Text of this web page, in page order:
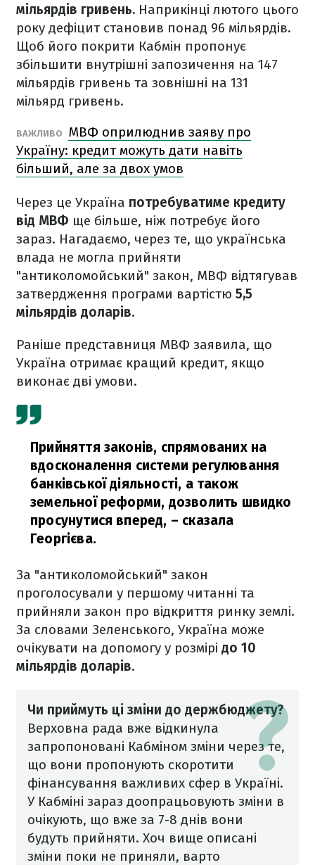
мільярдів гривень. Наприкінці лютого цього
року дефіцит становив понад 96 мільярдів.
Щоб його покрити Кабмін пропонує
збільшити внутрішні запозичення на 147
мільярдів гривень та зовнішні на 131
мільярд гривень.
ВАЖЛИВО
МВФ оприлюднив заяву про
Україну: кредит можуть дати навіть
більший, але за двох умов
Через це Україна потребуватиме кредиту
від МВФ ще більше, ніж потребує його
зараз. Нагадаємо, через те, що українська
влада не могла прийняти
"антиколомойський" закон, МВФ відтягував
затвердження програми вартістю 5,5
мільярдів доларів.
Раніше представниця МВФ заявила, що
Україна отримає кращий кредит, якщо
виконає дві умови.
Прийняття законів, спрямованих на
вдосконалення системи регулювання
банківської діяльності, а також
земельної реформи, дозволить швидко
просунутися вперед, – сказала
Георгієва.
За "антиколомойський" закон
проголосували у першому читанні та
прийняли закон про відкриття ринку землі.
За словами Зеленського, Україна може
очікувати на допомогу у розмірі до 10
мільярдів доларів.
Чи приймуть ці зміни до держбюджету?
Верховна рада вже відкинула
запропоновані Кабміном зміни через те,
що вони пропонують скоротити
фінансування важливих сфер в Україні.
У Кабміні зараз доопрацьовують зміни в
очікують, що вже за 7-8 днів вони
будуть прийняти. Хоч вище описані
зміни поки не приняли, варто